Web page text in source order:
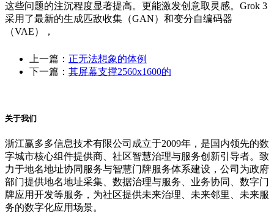
这些问题的注沉程度显著提高。更能激发创意取灵感。Grok 3
采用了最新的生成匹敌收集（GAN）和变分自编码器
（VAE），
上一篇： 正无法想象的体例
下一篇： 其屏幕支撑2560x1600的
关于我们
浙江赢多多信息技术有限公司成立于2009年，是国内领先的数
字城市核心组件提供商、社区智慧治理与服务创新引导者。致
力于地名地址协同服务与智慧门牌服务体系建设，公司为政府
部门提供地名地址采集、数据治理与服务、业务协同、数字门
牌应用开发等服务，为社区提供未来治理、未来邻里、未来服
务的数字化应用场景。